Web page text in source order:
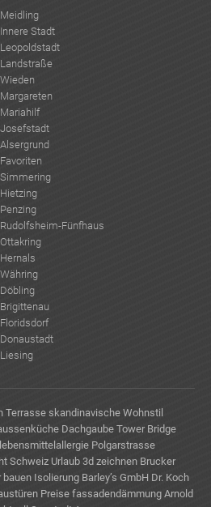
Stadt
Fünfhaus
Terrasseskandinavische Wohnstil
Dachgaube Tower Bridge
lebensmittelallergie Polgarstrasse
Schweiz Urlaub 3d zeichnen Brucker
bauen Isolierung Barley’s GmbH Dr. Koch
Preise fassadendämmung Arnold